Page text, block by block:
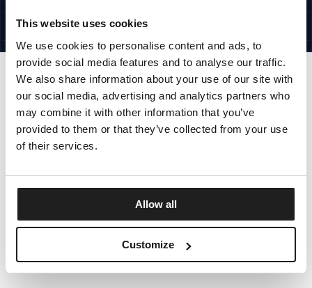
This website uses cookies
We use cookies to personalise content and ads, to
provide social media features and to analyse our traffic.
We also share information about your use of our site with
our social media, advertising and analytics partners who
may combine it with other information that you’ve
provided to them or that they’ve collected from your use
of their services.
Allow all
Customize
©1997 - 2026 PITBULL SP. Z O.O. ALL RIGHTS RESERVED.
SITE CREDITS
IDŹ DO GÓRY